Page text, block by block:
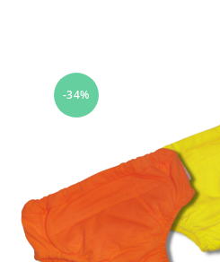
-34%